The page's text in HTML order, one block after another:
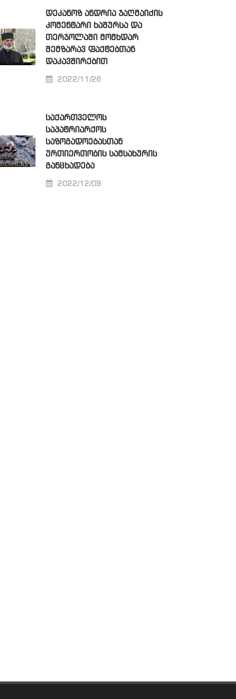
ᲓᲔᲙᲐᲜᲝᲖ ᲐᲜᲓᲠᲘᲐ ᲯᲐᲦᲛᲐᲘᲫᲘᲡ
ᲙᲝᲛᲔᲜᲢᲐᲠᲘ ᲮᲐᲨᲣᲠᲡᲐ ᲓᲐ
ᲗᲔᲠᲯᲝᲚᲐᲨᲘ ᲛᲝᲛᲮᲓᲐᲠ
ᲨᲔᲛᲖᲐᲠᲐᲕ ᲤᲐᲥᲢᲔᲑᲗᲐᲜ
ᲓᲐᲙᲐᲕᲨᲘᲠᲔᲑᲘᲗ
2022/11/26
ᲡᲐᲥᲐᲠᲗᲕᲔᲚᲝᲡ
ᲡᲐᲞᲐᲢᲠᲘᲐᲠᲥᲝᲡ
ᲡᲐᲖᲝᲒᲐᲓᲝᲔᲑᲐᲡᲗᲐᲜ
ᲣᲠᲗᲘᲔᲠᲗᲝᲑᲘᲡ ᲡᲐᲛᲡᲐᲮᲣᲠᲘᲡ
ᲒᲐᲜᲪᲮᲐᲓᲔᲑᲐ
2022/12/09